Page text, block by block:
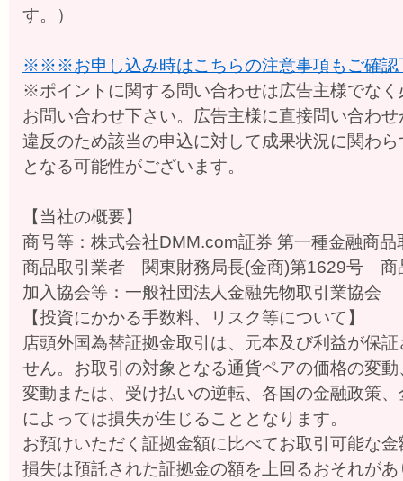
す。）
※※※お申し込み時はこちらの注意事項もご確
※ポイントに関する問い合わせは広告主様でな
お問い合わせ下さい。広告主様に直接問い合わ
違反のため該当の申込に対して成果状況に関わ
となる可能性がございます。
【当社の概要】
商号等：株式会社DMM.com証券 第一種金融商
商品取引業者 関東財務局長(金商)第1629号 商
加入協会等：一般社団法人金融先物取引業協会
【投資にかかる手数料、リスク等について】
店頭外国為替証拠金取引は、元本及び利益が保
せん。お取引の対象となる通貨ペアの価格の変
変動または、受け払いの逆転、各国の金融政策
によっては損失が生じることとなります。
お預けいただく証拠金額に比べてお取引可能な
損失は預託された証拠金の額を上回るおそれが